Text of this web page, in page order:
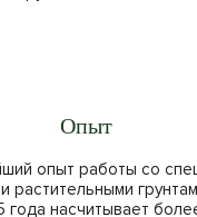
Опыт
опыт работы со
растительными
года насчитывает